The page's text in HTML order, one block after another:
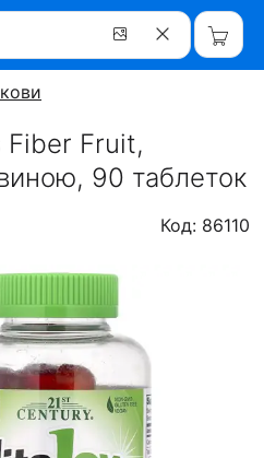
Fiber Fruit,
90 таблеток
Код: 86110